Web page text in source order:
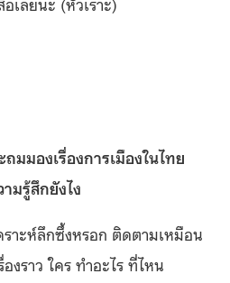
มมองเรื่องการเมืองในไทย
มรู้สึกยังไง
ราะห์ลึกซึ้งหรอก ติดตามเหมือน
งราว ใคร ทำอะไร ที่ไหน